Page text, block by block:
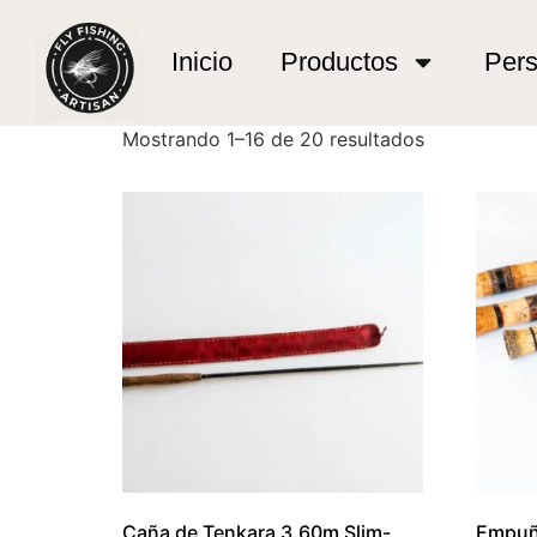
Inicio Productos
Luxury Fishing
Mostrando 1–16 de 20 resultados
Caña de Tenkara 3.60m Slim-